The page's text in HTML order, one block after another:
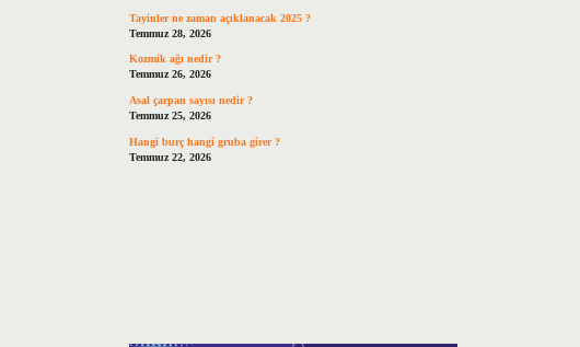
Tayinler ne zaman açıklanacak 2025 ?
Temmuz 28, 2026
Kozmik ağı nedir ?
Temmuz 26, 2026
Asal çarpan sayısı nedir ?
Temmuz 25, 2026
Hangi burç hangi gruba girer ?
Temmuz 22, 2026